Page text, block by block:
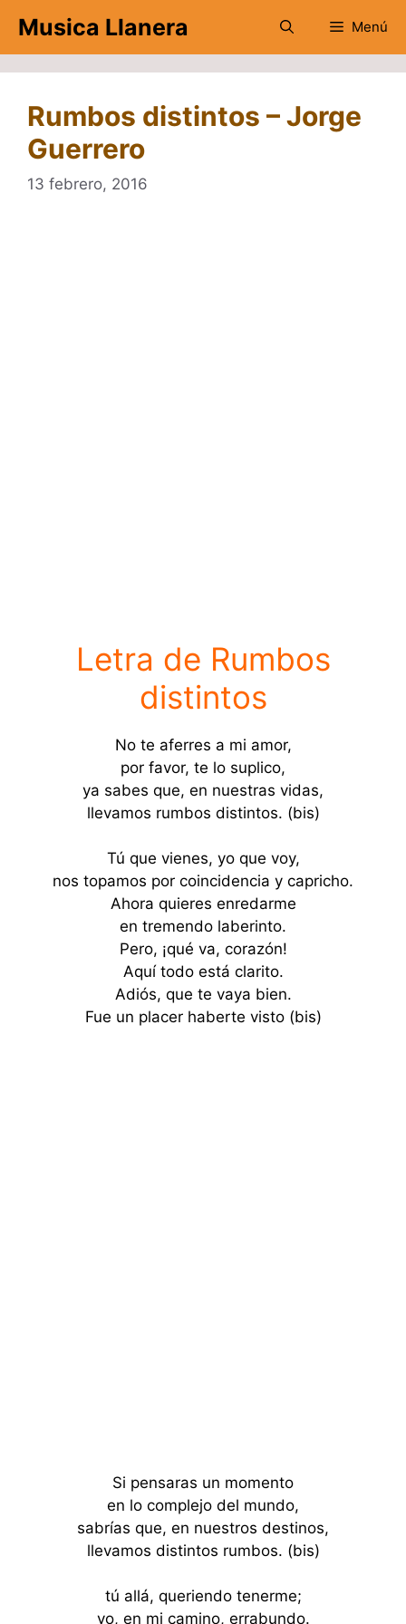
contenido
Musica Llanera Menú
Rumbos distintos – Jorge
Guerrero
13 febrero, 2016
Letra de Rumbos
distintos
No te aferres a mi amor,
por favor, te lo suplico,
ya sabes que, en nuestras vidas,
llevamos rumbos distintos. (bis)
Tú que vienes, yo que voy,
nos topamos por coincidencia y capricho.
Ahora quieres enredarme
en tremendo laberinto.
Pero, ¡qué va, corazón!
Aquí todo está clarito.
Adiós, que te vaya bien.
Fue un placer haberte visto (bis)
Si pensaras un momento
en lo complejo del mundo,
sabrías que, en nuestros destinos,
llevamos distintos rumbos. (bis)
tú allá, queriendo tenerme;
yo, en mi camino, errabundo.